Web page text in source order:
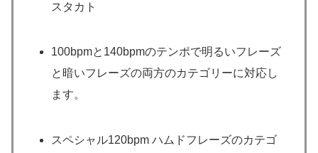
スタカト
100bpmと140bpmのテンポで明るいフレーズ
と暗いフレーズの両方のカテゴリーに対応し
ます。
スペシャル120bpm ハムドフレーズのカテゴ